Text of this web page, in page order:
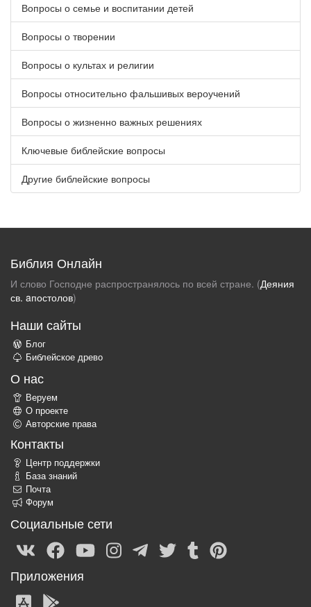
Вопросы о семье и воспитании детей
Вопросы о творении
Вопросы о культах и религии
Вопросы относительно фальшивых вероучений
Вопросы о жизненно важных решениях
Ключевые библейские вопросы
Другие библейские вопросы
Библия Онлайн
И слово Господне распространялось по всей стране. (Деяния
св. aпостолов)
Наши сайты
Блог
Библейское древо
О нас
Веруем
О проекте
Авторские права
Контакты
Центр поддержки
База знаний
Почта
Форум
Социальные сети
Приложения